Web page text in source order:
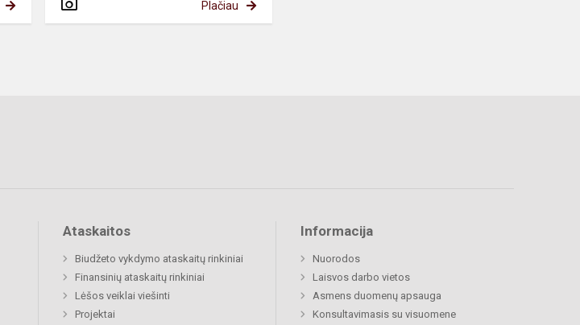
Plačiau
Ataskaitos
Biudžeto vykdymo ataskaitų rinkiniai
Finansinių ataskaitų rinkiniai
Lėšos veiklai viešinti
Projektai
Informacija
Nuorodos
Laisvos darbo vietos
Asmens duomenų apsauga
Konsultavimasis su visuomene